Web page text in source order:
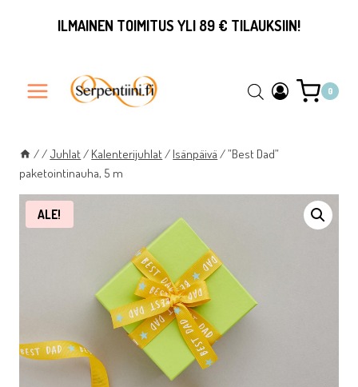
ILMAINEN TOIMITUS YLI 89 € TILAUKSIIN!
0
// Juhlat/ Kalenterijuhlat/ Isänpäivä /”Best Dad”
paketointinauha, 5 m
ALE!